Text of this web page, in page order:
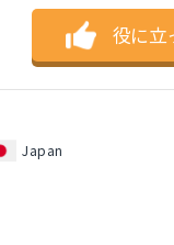
役に立
Japan